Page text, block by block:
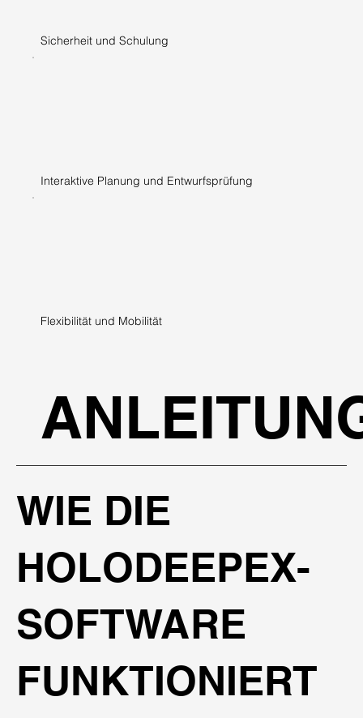
Sicherheit und Schulung
Interaktive Planung und Entwurfsprüfung
Flexibilität und Mobilität
WIE DIE
HOLODEEPEX-
SOFTWARE
FUNKTIONIERT